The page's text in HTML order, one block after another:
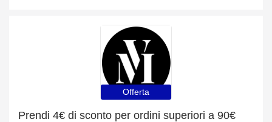
Offerta
Prendi 4€ di sconto per ordini superiori a 90€